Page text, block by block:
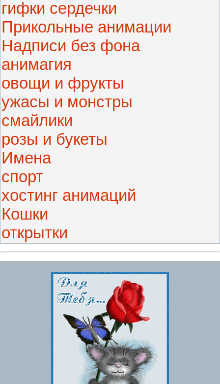
гифки сердечки
Прикольные анимации
Надписи без фона
анимагия
овощи и фрукты
ужасы и монстры
смайлики
розы и букеты
Имена
спорт
хостинг анимаций
Кошки
открытки